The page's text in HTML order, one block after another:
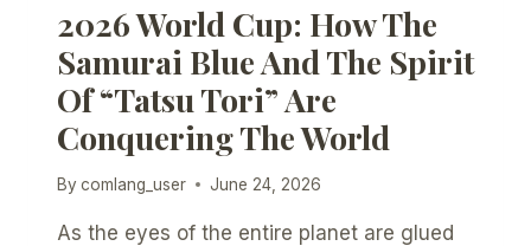
2026 World Cup: How The
Samurai Blue And The Spirit
Of “Tatsu Tori” Are
Conquering The World
By comlang_user June 24, 2026
As the eyes of the entire planet are glued